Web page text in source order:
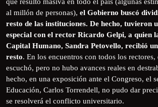
al millón de personas), el Gobierno buscó
resto de las instituciones. De hecho, tuvieron
especial con el rector Ricardo Gelpi, a quien
Capital Humano, Sandra Petovello, recibió
resto. En los encuentros con todos los
escuchó, pero no hubo avances reales en
hecho, en una exposición ante el Congreso, el
Educación, Carlos Torrendell, no pudo dar
se resolverá el conflicto universitario.